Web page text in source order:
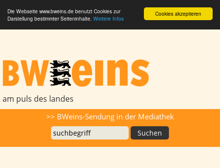
Cookies akzeptieren
Die Webseite www.bweins.de benutzt Cookies zur
Darstellung bestimmter Seiteninhalte. Weitere Infos
am puls des landes
>> BWeins-Sendung in der Mediathek